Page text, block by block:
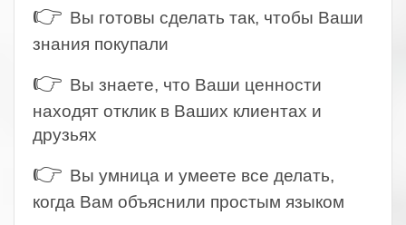
👉 Вы готовы сделать так, чтобы Ваши
знания покупали
👉 Вы знаете, что Ваши ценности
находят отклик в Ваших клиентах и
друзьях
👉 Вы умница и умеете все делать,
когда Вам объяснили простым языком